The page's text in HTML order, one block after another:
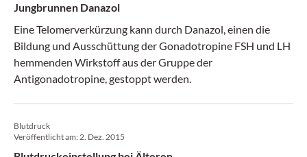
Jungbrunnen Danazol
Eine Telomerverkürzung kann durch Danazol, einen die
Bildung und Ausschüttung der Gonadotropine FSH und LH
hemmenden Wirkstoff aus der Gruppe der
Antigonadotropine, gestoppt werden.
Blutdruck
Veröffentlicht am:2. Dez. 2015